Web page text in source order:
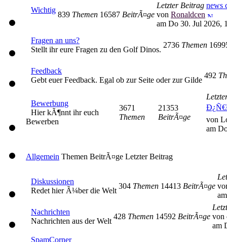
Wichtig
839 Themen 16587 BeitrÃ¤ge
Letzter Beitrag news
von Ronaldcen
am Do 30. Jul 2026,
Fragen an uns?
Stellt ihr eure Fragen zu den Golf Dinos.
2736 Themen
Feedback
Gebt euer Feedback. Egal ob zur Seite oder zur Gilde
492
Bewerbung
Hier kÃ¶nnt ihr euch
Bewerben
3671
Themen
21353
BeitrÃ¤ge
von
am
Allgemein Themen BeitrÃ¤ge Letzter Beitrag
Diskussionen
Redet hier Ã¼ber die Welt
304 Themen 14413 BeitrÃ¤ge
Nachrichten
Nachrichten aus der Welt
428 Themen 14592 BeitrÃ¤ge von
am
SpamCorner